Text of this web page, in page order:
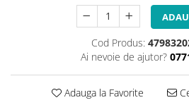
Saboti si placute
Schimbatoare fata
Schimbatoare si accesorii
Sei
Cod Produs:
Ai nevoie de ajutor?
Adauga la Favorite